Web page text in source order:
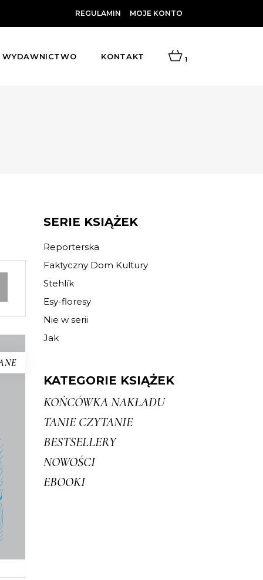
REGULAMIN MOJE KONTO
WYDAWNICTWO KONTAKT 1
i
i
SERIE KSIĄŻEK
Reporterska
Faktyczny Dom Kultury
Stehlík
Esy-floresy
Nie w serii
Jak
KATEGORIE KSIĄŻEK
KOŃCÓWKA NAKŁADU
TANIE CZYTANIE
BESTSELLERY
NOWOŚCI
EBOOKI